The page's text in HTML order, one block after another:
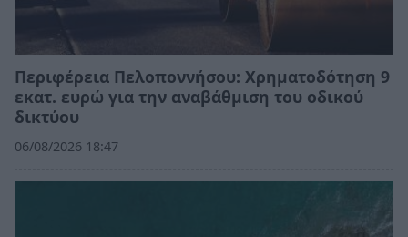
Περιφέρεια Πελοποννήσου: Χρηματοδότηση 9
εκατ. ευρώ για την αναβάθμιση του οδικού
δικτύου
06/08/2026 18:47